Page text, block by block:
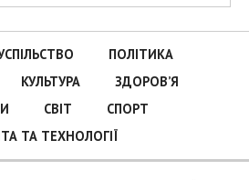
ПОЛІТИКА
КУЛЬТУРА
ЗДОРОВ’Я
СВІТ
СПОРТ
ТА ТЕХНОЛОГІЇ